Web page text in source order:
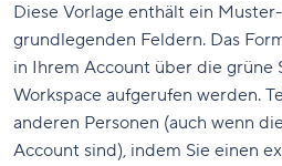
Diese Vorlage enthält ein Muster-
grundlegenden Feldern. Das
in Ihrem Account über die grüne
Workspace aufgerufen werden.
anderen Personen (auch wenn
Account sind), indem Sie einen